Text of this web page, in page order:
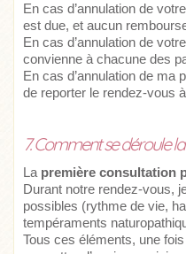
En cas d’annulation de
est due, et aucun
En cas d’annulation de
convienne à chacune des
En cas d’annulation de ma
de reporter le rendez-vous
7. Comment se déroule
La première consultation
Durant notre rendez-vous,
possibles (rythme de vie,
tempéraments
Tous ces éléments, une